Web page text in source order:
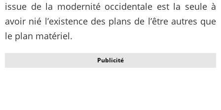
issue de la modernité occidentale est la seule à
avoir nié l’existence des plans de l’être autres que
le plan matériel.
Publicité